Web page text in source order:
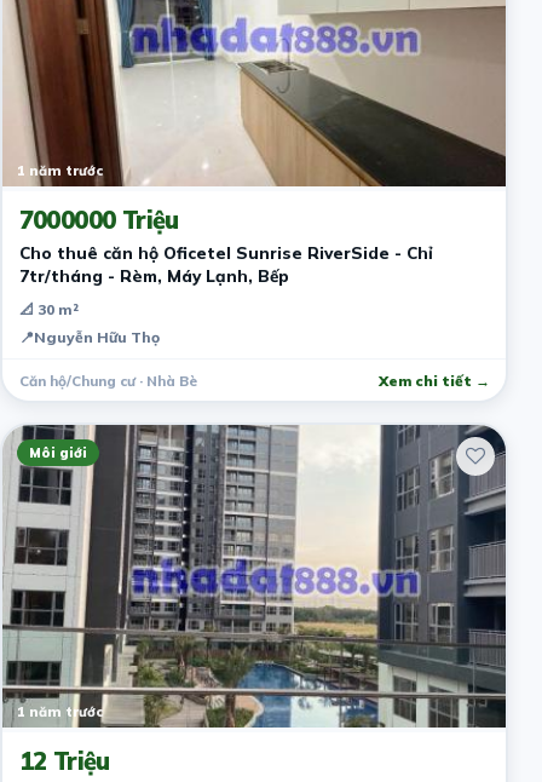
1 năm trước
7000000 Triệu
Cho thuê căn hộ Oficetel Sunrise RiverSide - Chỉ
7tr/tháng - Rèm, Máy Lạnh, Bếp
📐 30 m²
📍Nguyễn Hữu Thọ
Căn hộ/Chung cư · Nhà Bè Xem chi tiết →
Môi giới
1 năm trước
12 Triệu